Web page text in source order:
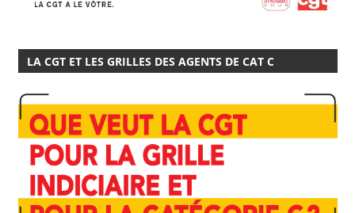
LA CGT ET LES GRILLES DES AGENTS DE CAT C